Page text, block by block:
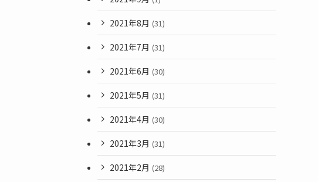
2021年8月 (31)
2021年7月 (31)
2021年6月 (30)
2021年5月 (31)
2021年4月 (30)
2021年3月 (31)
2021年2月 (28)